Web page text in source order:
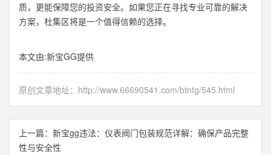
质，更能保障您的投资安全。如果您正在寻找专业可靠的解决
方案，杜集区将是一个值得信赖的选择。
本文由:新宝GG提供
原创文章地址： http://www.66690541.com/btntg/545.html
上一篇： 新宝gg违法：仪表阀门包装规范详解：确保产品完整
性与安全性